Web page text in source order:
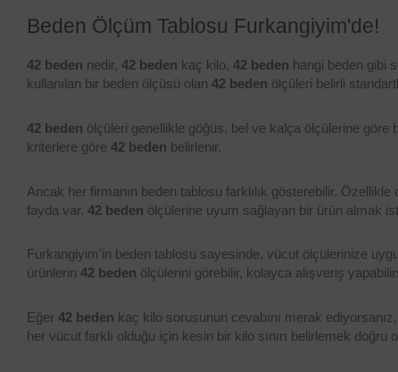
Beden Ölçüm Tablosu Furkangiyim'de!
42 beden nedir, 42 beden kaç kilo, 42 beden hangi beden gibi
kullanılan bir beden ölçüsü olan 42 beden ölçüleri belirli
42 beden ölçüleri genellikle göğüs, bel ve kalça ölçülerine göre
kriterlere göre 42 beden belirlenir.
Ancak her firmanın beden tablosu farklılık gösterebilir.
fayda var. 42 beden ölçülerine uyum sağlayan bir ürün almak
Furkangiyim'in beden tablosu sayesinde, vücut ölçülerinize
ürünlerin 42 beden ölçülerini görebilir, kolayca alışveriş
Eğer 42 beden kaç kilo sorusunun cevabını merak
her vücut farklı olduğu için kesin bir kilo sınırı belirlemek doğru